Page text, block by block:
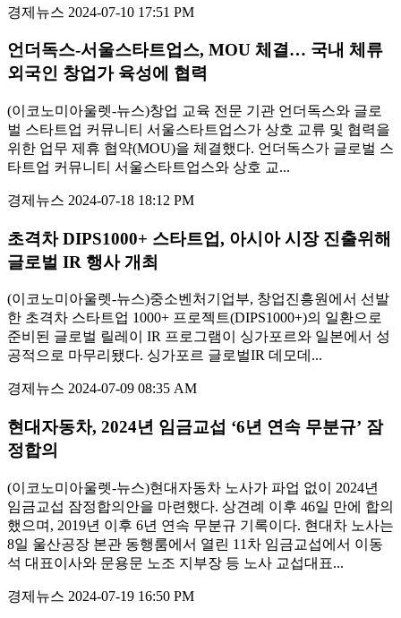
경제뉴스 2024-07-10 17:51 PM
언더독스-서울스타트업스, MOU 체결… 국내 체류
외국인 창업가 육성에 협력
(이코노미아울렛-뉴스)창업 교육 전문 기관 언더독스와 글로
벌 스타트업 커뮤니티 서울스타트업스가 상호 교류 및 협력을
위한 업무 제휴 협약(MOU)을 체결했다. 언더독스가 글로벌 스
타트업 커뮤니티 서울스타트업스와 상호 교...
경제뉴스 2024-07-18 18:12 PM
초격차 DIPS1000+ 스타트업, 아시아 시장 진출위해
글로벌 IR 행사 개최
(이코노미아울렛-뉴스)중소벤처기업부, 창업진흥원에서 선발
한 초격차 스타트업 1000+ 프로젝트(DIPS1000+)의 일환으로
준비된 글로벌 릴레이 IR 프로그램이 싱가포르와 일본에서 성
공적으로 마무리됐다. 싱가포르 글로벌IR 데모데...
경제뉴스 2024-07-09 08:35 AM
현대자동차, 2024년 임금교섭 ‘6년 연속 무분규’ 잠
정합의
(이코노미아울렛-뉴스)현대자동차 노사가 파업 없이 2024년
임금교섭 잠정합의안을 마련했다. 상견례 이후 46일 만에 합의
했으며, 2019년 이후 6년 연속 무분규 기록이다. 현대차 노사는
8일 울산공장 본관 동행룸에서 열린 11차 임금교섭에서 이동
석 대표이사와 문용문 노조 지부장 등 노사 교섭대표...
경제뉴스 2024-07-19 16:50 PM